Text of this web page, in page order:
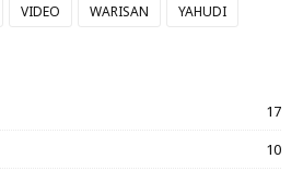
VIDEO WARISAN
YAHUDI
17
10